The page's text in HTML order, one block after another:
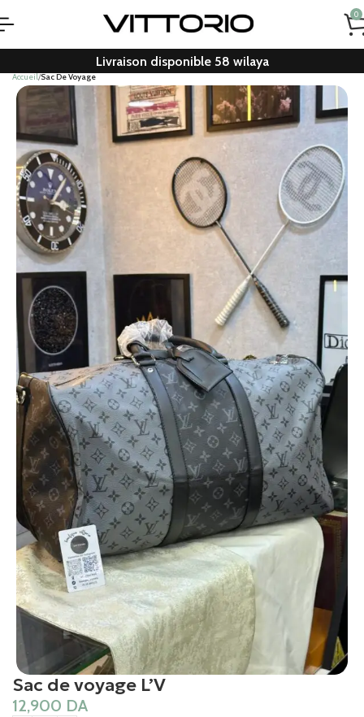
0
Livraison disponible 58 wilaya
Accueil Sac De Voyage
Sac de voyage L’V
12,900 DA